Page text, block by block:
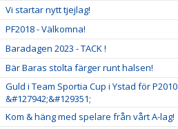
Vi startar nytt tjejlag!
PF2018 - Välkomna!
Baradagen 2023 - TACK !
Bär Baras stolta färger runt halsen!
Guld i Team Sportia Cup i Ystad för P2010
&#127942;&#129351;
Kom & häng med spelare från vårt A-lag!